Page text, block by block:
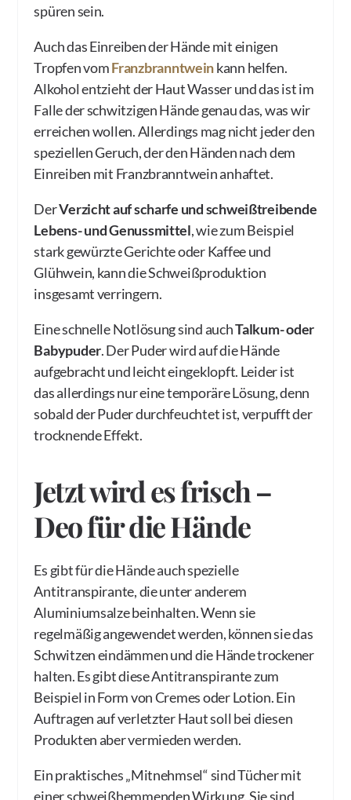
spüren sein.
Auch das Einreiben der Hände mit einigen
Tropfen vomFranzbranntweinkann helfen.
Alkohol entzieht der Haut Wasser und das ist im
Falle der schwitzigen Hände genau das, was wir
erreichen wollen. Allerdings mag nicht jeder den
speziellen Geruch, der den Händen nach dem
Einreiben mit Franzbranntwein anhaftet.
DerVerzicht auf scharfe und schweißtreibende
Lebens- und Genussmittel, wie zum Beispiel
stark gewürzte Gerichte oder Kaffee und
Glühwein, kann die Schweißproduktion
insgesamt verringern.
Eine schnelle Notlösung sind auchTalkum- oder
Babypuder. Der Puder wird auf die Hände
aufgebracht und leicht eingeklopft. Leider ist
das allerdings nur eine temporäre Lösung, denn
sobald der Puder durchfeuchtet ist, verpufft der
trocknende Effekt.
Jetzt wird es frisch –
Deo für die Hände
Es gibt für die Hände auch spezielle
Antitranspirante, die unter anderem
Aluminiumsalze beinhalten. Wenn sie
regelmäßig angewendet werden, können sie das
Schwitzen eindämmen und die Hände trockener
halten. Es gibt diese Antitranspirante zum
Beispiel in Form von Cremes oder Lotion. Ein
Auftragen auf verletzter Haut soll bei diesen
Produkten aber vermieden werden.
Ein praktisches „Mitnehmsel“ sind Tücher mit
einer schweißhemmenden Wirkung. Sie sind